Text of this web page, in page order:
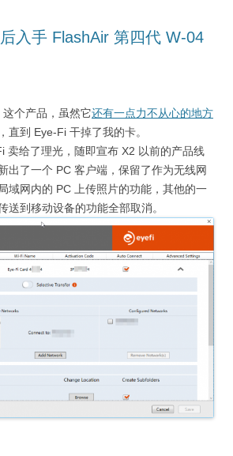
入手 FlashAir 第四代 W-04
这个产品，虽然它还有一点力不从心的地方
直到 Eye-Fi 干掉了我的卡。
卖给了理光，随即宣布 X2 以前的产品线
出了一个 PC 客户端，保留了作为无线网
域网内的 PC 上传照片的功能，其他的一
送到移动设备的功能全部取消。